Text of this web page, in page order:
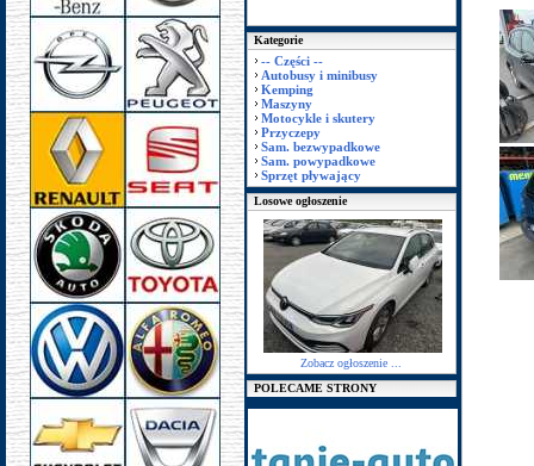
Kategorie
-- Części --
Autobusy i minibusy
Kemping
Maszyny
Motocykle i skutery
Przyczepy
Sam. bezwypadkowe
Sam. powypadkowe
Sprzęt pływający
Losowe ogłoszenie
Zobacz ogłoszenie ...
POLECAME STRONY